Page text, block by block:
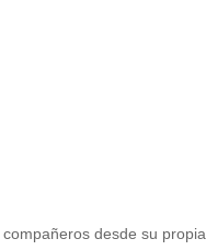
desde su propia